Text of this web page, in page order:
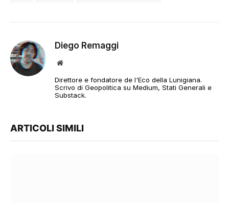
Diego Remaggi
Sito
Direttore e fondatore de l'Eco della Lunigiana.
Scrivo di Geopolitica su Medium, Stati Generali e
Substack.
ARTICOLI SIMILI